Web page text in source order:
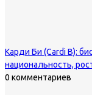
Карди Би (Cardi B):
национальность,
0 комментариев